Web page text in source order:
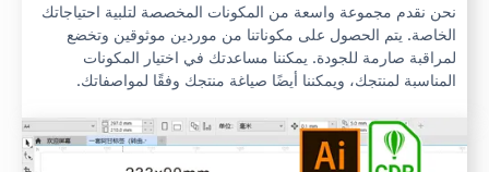
نحن نقدم مجموعة واسعة من المكونات المخصصة لتلبية احتياجاتك
الخاصة. يتم الحصول على مكوناتنا من موردين موثوقين وتخضع
لمراقبة صارمة للجودة. يمكننا مساعدتك في اختيار المكونات
المناسبة لمنتجك، ويمكننا أيضًا صياغة منتجك وفقًا لمواصفاتك.